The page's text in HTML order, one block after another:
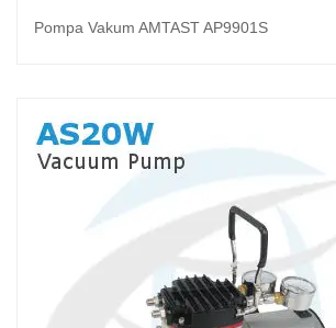
Pompa Vakum AMTAST AP9901S